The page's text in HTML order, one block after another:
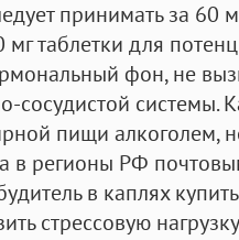
принимать за 60
таблетки для
фон, не
сосудистой системы.
пищи алкоголем,
в регионы РФ
в каплях
стрессовую